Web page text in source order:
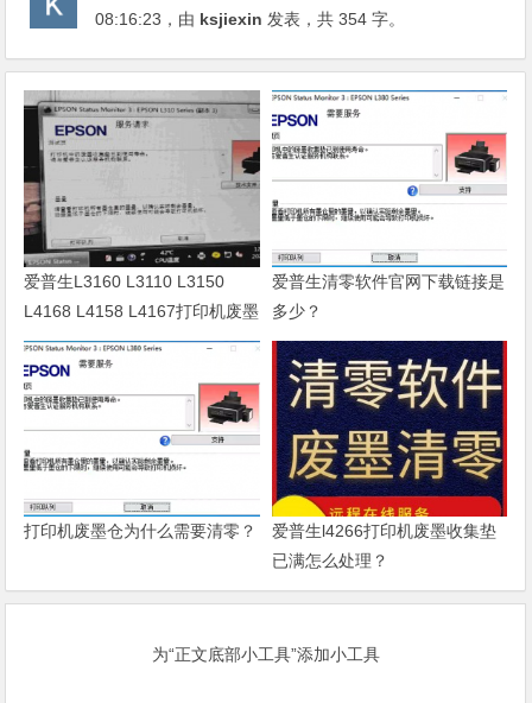
08:16:23 ，由 ksjiexin 发表，共 354 字。
爱普生L3160 L3110 L3150
L4168 L4158 L4167打印机废墨
清零软件
爱普生清零软件官网下载链接是
多少？
打印机废墨仓为什么需要清零？
爱普生l4266打印机废墨收集垫
已满怎么处理？
为“正文底部小工具”添加小工具